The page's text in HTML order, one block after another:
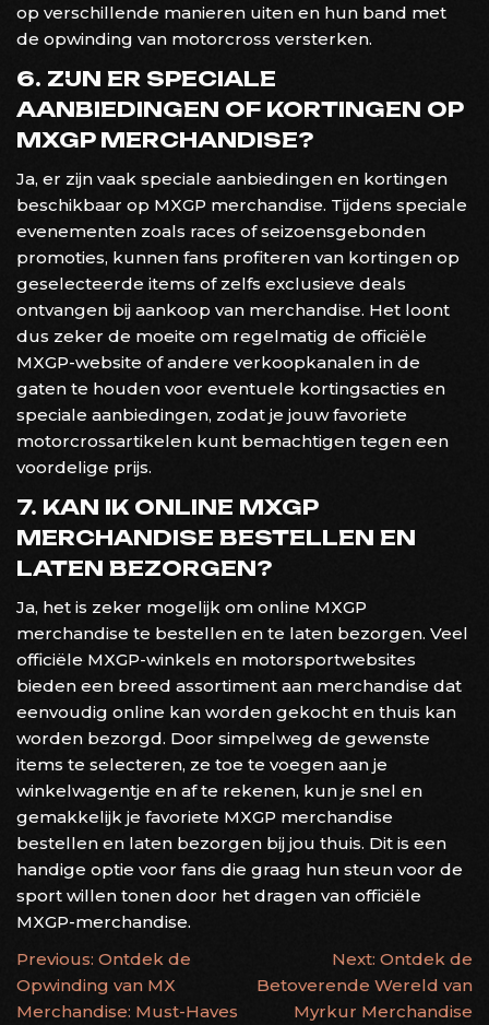
op verschillende manieren uiten en hun band met
de opwinding van motorcross versterken.
6. ZIJN ER SPECIALE
AANBIEDINGEN OF KORTINGEN OP
MXGP MERCHANDISE?
Ja, er zijn vaak speciale aanbiedingen en kortingen
beschikbaar op MXGP merchandise. Tijdens speciale
evenementen zoals races of seizoensgebonden
promoties, kunnen fans profiteren van kortingen op
geselecteerde items of zelfs exclusieve deals
ontvangen bij aankoop van merchandise. Het loont
dus zeker de moeite om regelmatig de officiële
MXGP-website of andere verkoopkanalen in de
gaten te houden voor eventuele kortingsacties en
speciale aanbiedingen, zodat je jouw favoriete
motorcrossartikelen kunt bemachtigen tegen een
voordelige prijs.
7. KAN IK ONLINE MXGP
MERCHANDISE BESTELLEN EN
LATEN BEZORGEN?
Ja, het is zeker mogelijk om online MXGP
merchandise te bestellen en te laten bezorgen. Veel
officiële MXGP-winkels en motorsportwebsites
bieden een breed assortiment aan merchandise dat
eenvoudig online kan worden gekocht en thuis kan
worden bezorgd. Door simpelweg de gewenste
items te selecteren, ze toe te voegen aan je
winkelwagentje en af te rekenen, kun je snel en
gemakkelijk je favoriete MXGP merchandise
bestellen en laten bezorgen bij jou thuis. Dit is een
handige optie voor fans die graag hun steun voor de
sport willen tonen door het dragen van officiële
MXGP-merchandise.
BERICHTNAVIGATIE
Previous: Ontdek de
Opwinding van MX
Merchandise: Must-Haves
Next: Ontdek de
Betoverende Wereld van
Myrkur Merchandise